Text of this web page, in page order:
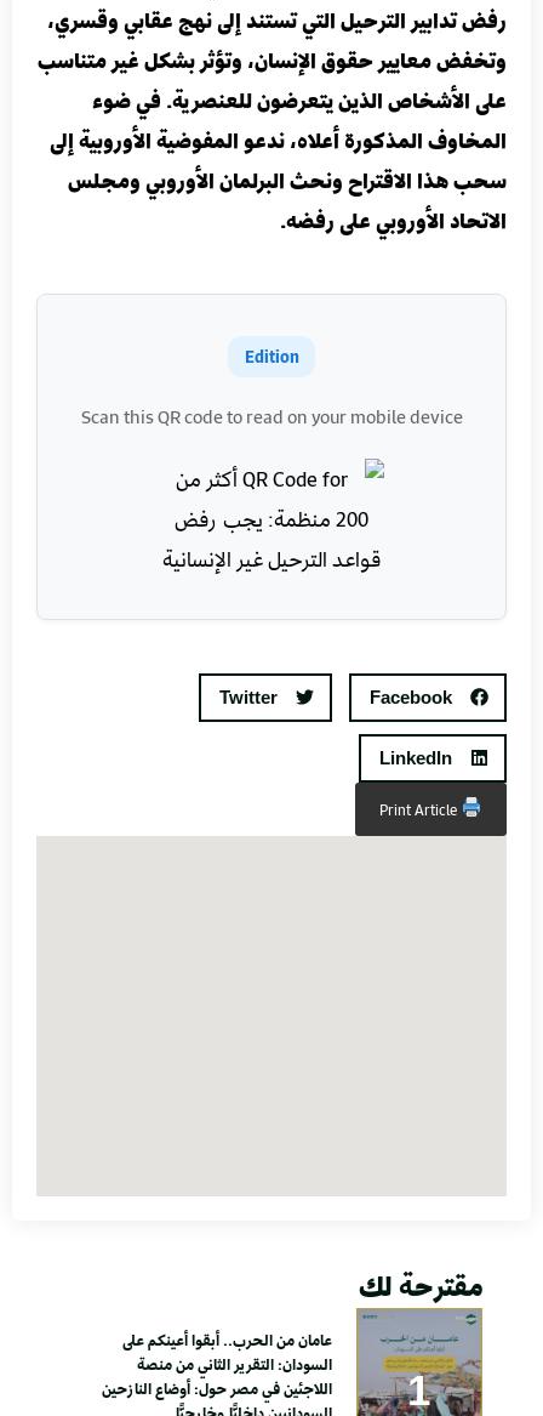
رفض تدابير الترحيل التي تستند إلى نهج عقابي وقسري،
وتخفض معايير حقوق الإنسان، وتؤثر بشكل غير متناسب
على الأشخاص الذين يتعرضون للعنصرية. في ضوء
المخاوف المذكورة أعلاه، ندعو المفوضية الأوروبية إلى
سحب هذا الاقتراح ونحث البرلمان الأوروبي ومجلس
الاتحاد الأوروبي على رفضه.
Edition
Scan this QR code to read on your mobile device
Facebook
Twitter
LinkedIn
Print Article
مقترحة لك
عامان من الحرب.. أبقوا أعينكم على
السودان: التقرير الثاني من منصة
اللاجئين في مصر حول: أوضاع النازحين